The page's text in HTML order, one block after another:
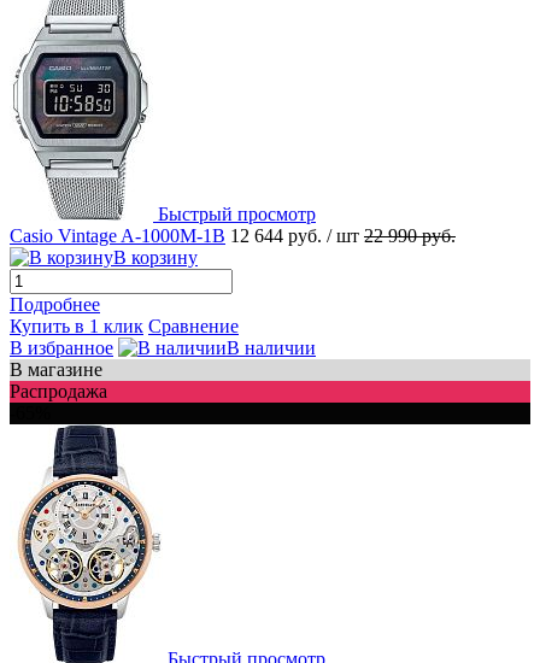
Быстрый просмотр
Casio Vintage A-1000M-1B 12 644 руб. / шт 22 990 руб.
В корзину
Подробнее
Купить в 1 клик Сравнение
В избранное
В наличии
В магазине
Распродажа
Быстрый просмотр